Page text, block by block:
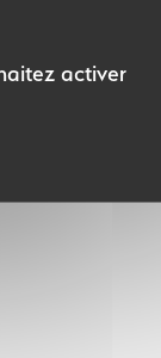
activer